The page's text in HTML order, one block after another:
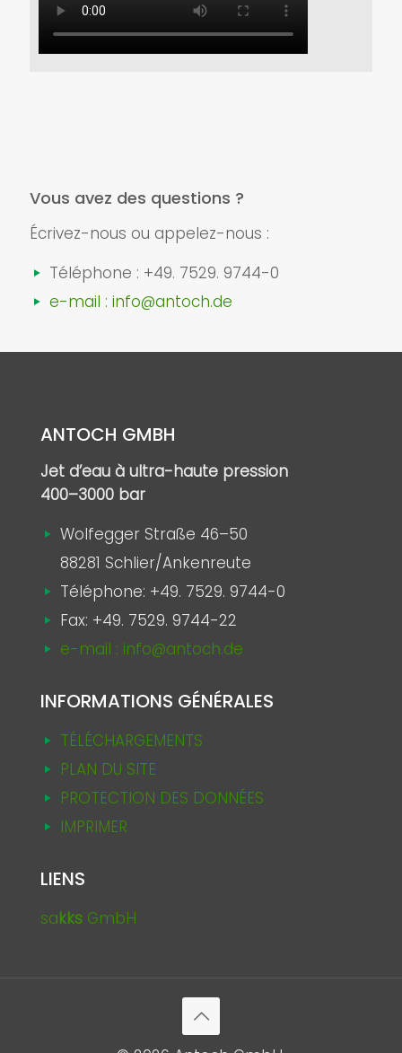
Vous avez des questions ?
Écrivez-nous ou appelez-nous :
Téléphone : +49. 7529. 9744-0
e-mail : info@antoch.de
ANTOCH GMBH
Jet d’eau à ultra-haute pression
400–3000 bar
Wolfegger Straße 46–50
88281 Schlier/Ankenreute
Téléphone: +49. 7529. 9744-0
Fax: +49. 7529. 9744-22
e-mail : info@antoch.de
INFORMATIONS GÉNÉRALES
TÉLÉCHARGEMENTS
PLAN DU SITE
PROTECTION DES DONNÉES
IMPRIMER
LIENS
sakks GmbH